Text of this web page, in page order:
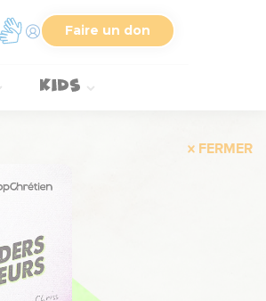
Faire un don
FERMER